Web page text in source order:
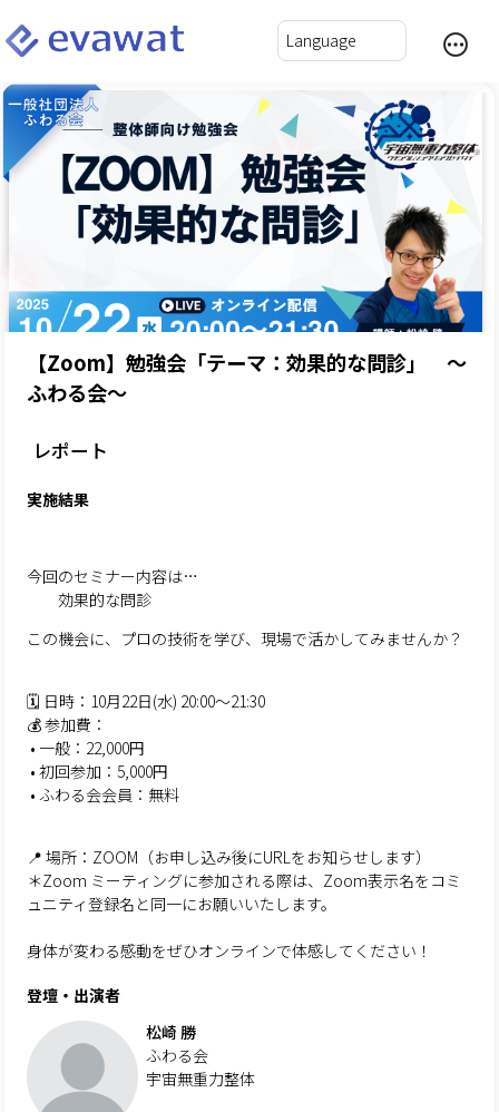
【Zoom】勉強会「テーマ：効果的な問診」 ～
ふわる会～
レポート
実施結果
今回のセミナー内容は…
効果的な問診
この機会に、プロの技術を学び、現場で活かしてみませんか？
🗓 日時：10月22日(水) 20:00～21:30
💰 参加費：
• 一般：22,000円
• 初回参加：5,000円
• ふわる会会員：無料
📍 場所：ZOOM（お申し込み後にURLをお知らせします）
＊Zoom ミーティングに参加される際は、Zoom表示名をコミ
ュニティ登録名と同一にお願いいたします。
身体が変わる感動をぜひオンラインで体感してください！
登壇・出演者
松崎 勝
ふわる会
宇宙無重力整体